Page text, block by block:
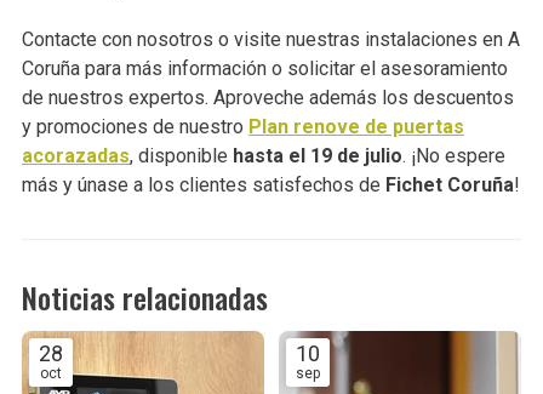
Contacte con nosotros o visite nuestras instalaciones en A
Coruña para más información o solicitar el asesoramiento
de nuestros expertos. Aproveche además los descuentos
y promociones de nuestro Plan renove de puertas
acorazadas, disponible hasta el 19 de julio. ¡No espere
más y únase a los clientes satisfechos de Fichet Coruña!
Noticias relacionadas
28
oct
10
sep